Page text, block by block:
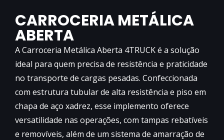
CARROCERIA METÁLICA
ABERTA
A Carroceria Metálica Aberta 4TRUCK é a solução
ideal para quem precisa de resistência e praticidade
no transporte de cargas pesadas. Confeccionada
com estrutura tubular de alta resistência e piso em
chapa de aço xadrez, esse implemento oferece
versatilidade nas operações, com tampas rebatíveis
e removíveis, além de um sistema de amarração de